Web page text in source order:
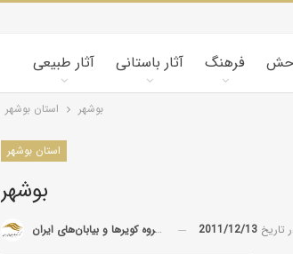
آثار طبیعی آثار باستانی فرهنگ
استان بوشهر بوشهر
استان بوشهر
بوشهر
توسط گروه کویرها و بیابان‌های ایران تاریخ 2011/12/13
کویرشناسی